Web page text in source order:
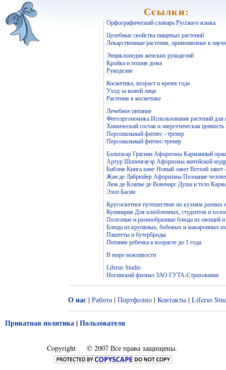
Ссылки:
Орфографический словарь Русского языка
Целебные свойства пищевых растений
Лекарственные растения, применяемые в
Энциклопедия женских рукоделий
Кройка и пошив дома
Рукоделие
Косметика, возраст и время года
Уход за кожей лица
Растения в косметике
Лечебное питание
Фитоэргономика Использование растений
Химический состав и энергетическая
Персональный фитнес - тренер
Персональный фитнес-тренер
Бальтасар Грасиан Афоризмы Карманный
Артур Шопенгауэр Афоризмы житейской
Библия Книга книг Новый завет Ветхий завет
Жан де Лабрюйер Афоризмы Познание
Люк де Клапье де Вовенарг Душа и тело
Эзоп Басни
Кругосветное путешествие по кухням разных
Кулинария Для влюбленных, студентов и
Полезные и разнообразные блюда из овощей
Блюда из крупяных, бобовых и макаронных
Паштеты и бутерброды
Питание ребенка в возрасте до 1 года
В мире вежливости
Liferus Studio
Ногинский филиал ЗАО ГУТА-Страхование
О нас | Работа | Портфолио | Контакты | Liferus
Приватная политика |Пользователи
Copyright © 2007 Все права защищены.